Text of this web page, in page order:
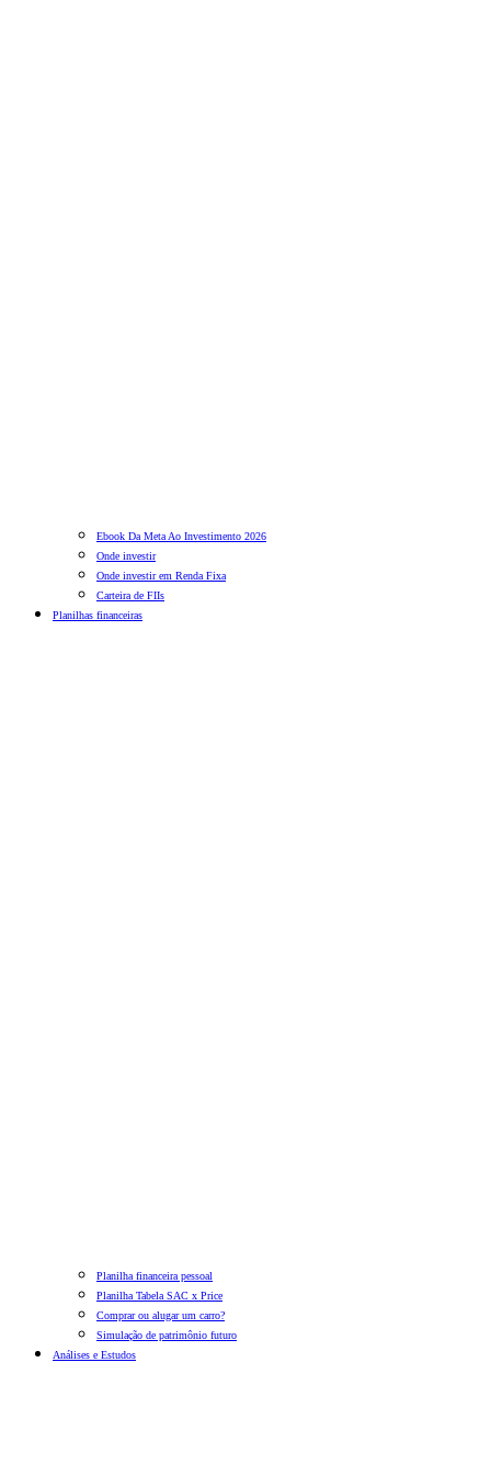
Ebook Da Meta Ao Investimento 2026
Onde investir
Onde investir em Renda Fixa
Carteira de FIIs
Planilhas financeiras
Planilha financeira pessoal
Planilha Tabela SAC x Price
Comprar ou alugar um carro?
Simulação de patrimônio futuro
Análises e Estudos